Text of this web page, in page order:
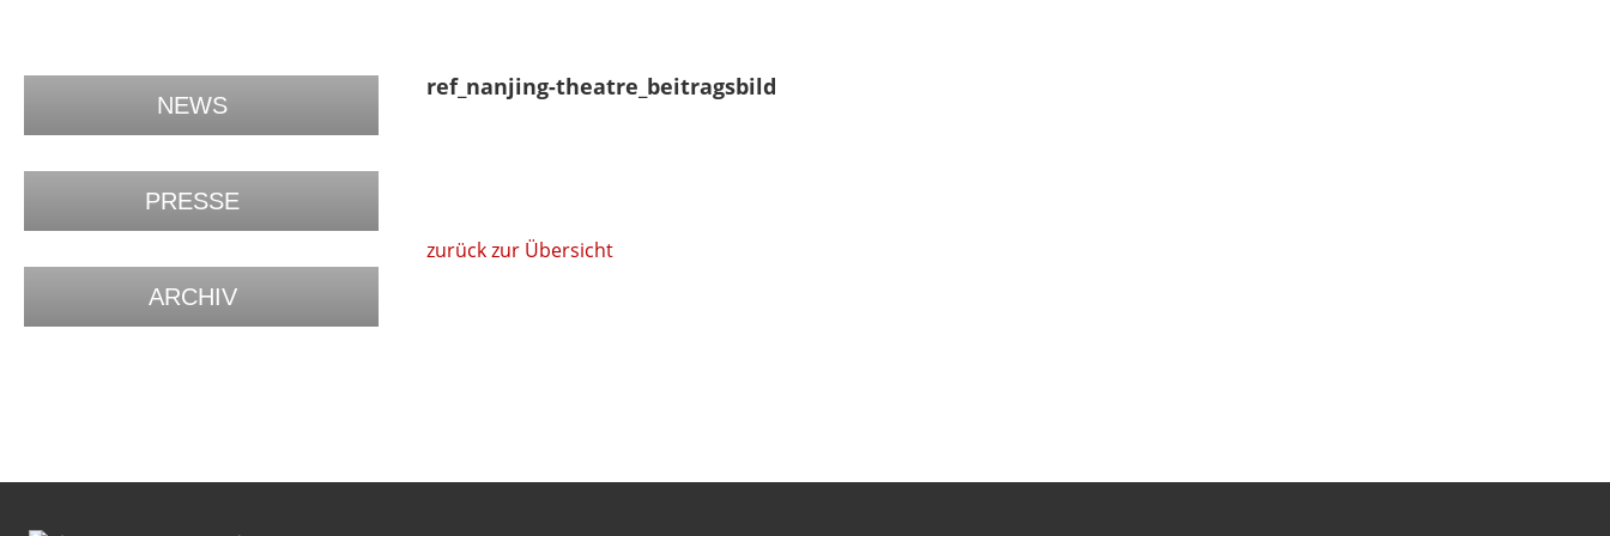
NEWS
PRESSE
ARCHIV
ref_nanjing-theatre_beitragsbild
zurück zur Übersicht